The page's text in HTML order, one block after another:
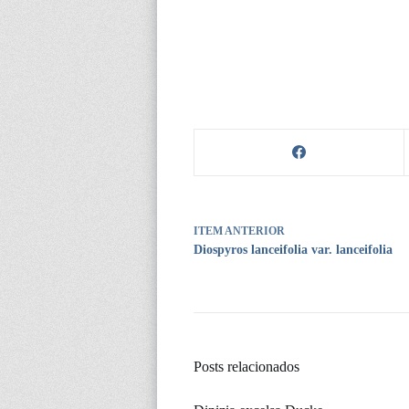
ITEM ANTERIOR
Diospyros lanceifolia var. lanceifolia
Posts relacionados